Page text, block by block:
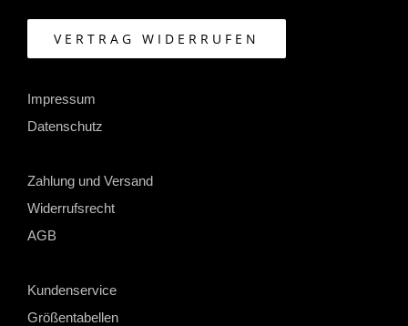
VERTRAG WIDERRUFEN
Impressum
Datenschutz
Zahlung und Versand
Widerrufsrecht
AGB
Kundenservice
Größentabellen